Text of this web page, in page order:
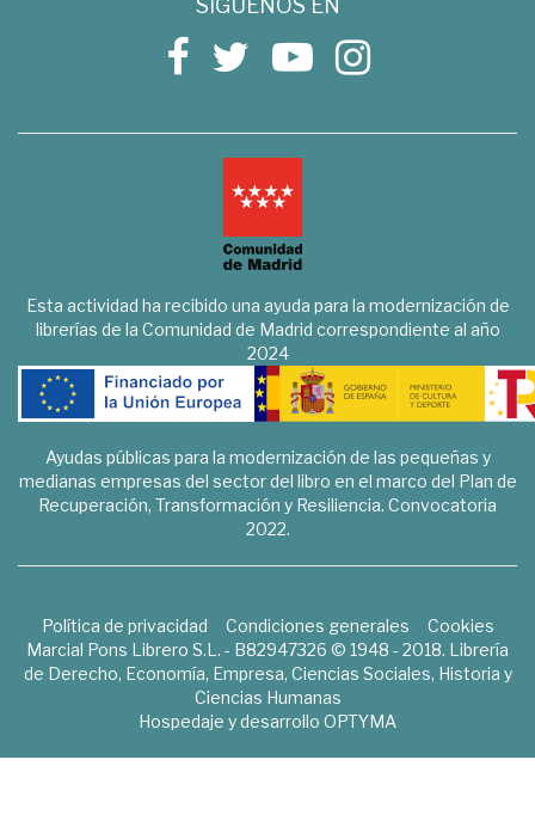
SÍGUENOS EN
Esta actividad ha recibido una ayuda para la modernización de
librerías de la Comunidad de Madrid correspondiente al año
2024
Ayudas públicas para la modernización de las pequeñas y
medianas empresas del sector del libro en el marco del Plan de
Recuperación, Transformación y Resiliencia. Convocatoria
2022.
Política de privacidad Condiciones generales
Cookies
Marcial Pons Librero S.L. - B82947326 © 1948 - 2018. Librería
de Derecho, Economía, Empresa, Ciencias Sociales, Historia y
Ciencias Humanas
Hospedaje y desarrollo OPTYMA